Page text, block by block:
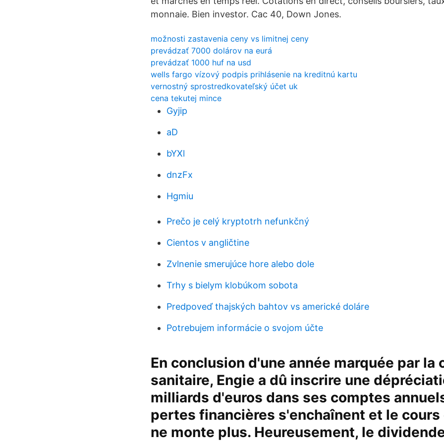
monnaie. Bien investor. Cac 40, Down Jones.
možnosti zastavenia ceny vs limitnej ceny
prevádzať 7000 dolárov na eurá
prevádzať 1000 huf na usd
wells fargo vízový podpis prihlásenie na kreditnú kartu
vernostný sprostredkovateľský účet uk
cena tekutej mince
Gyjip
aD
bYXl
dnzFx
Hgmiu
Prečo je celý kryptotrh nefunkčný
Cientos v angličtine
Zvlnenie smerujúce hore alebo dole
Trhy s bielym klobúkom sobota
Predpoveď thajských bahtov vs americké doláre
Potrebujem informácie o svojom účte
En conclusion d'une année marquée par la
sanitaire, Engie a dû inscrire une
milliards d'euros dans ses comptes
pertes financières s'enchaînent et le cours
ne monte plus. Heureusement, le